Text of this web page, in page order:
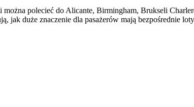
można polecieć do Alicante, Birmingham, Brukseli
jak duże znaczenie dla pasażerów mają bezpośrednie